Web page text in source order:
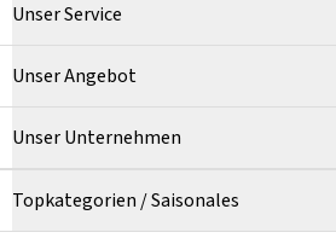
Unser Service
Unser Angebot
Unser Unternehmen
Topkategorien / Saisonales